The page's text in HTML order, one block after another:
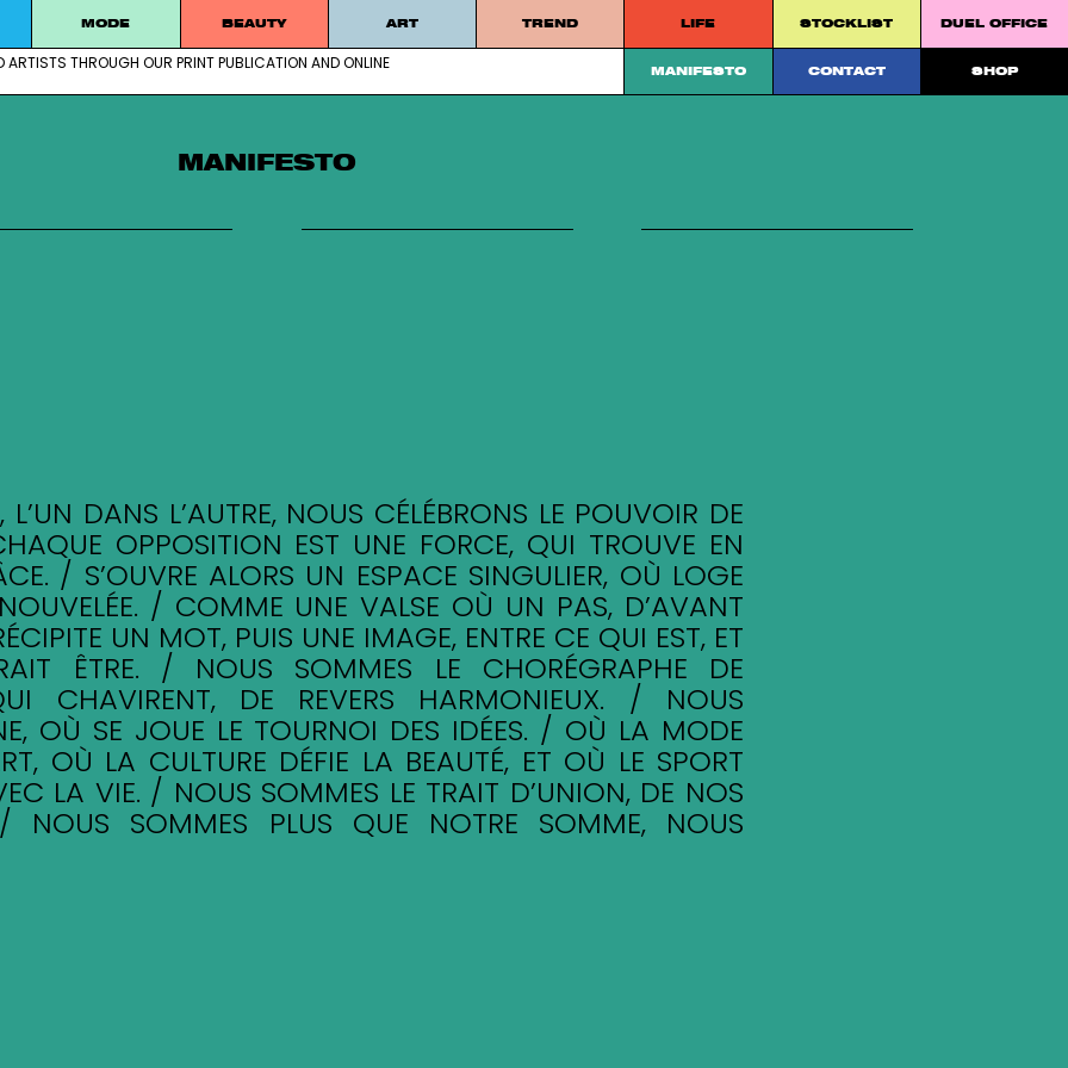
artists through our print publication and online platform.
MODE BEAUTY ART TREND LIFE STOCKLIST DUEL OFFICE
THROUGH OUR PRINT PUBLICATION AND ONLINE
MANIFESTO CONTACT SHOP
MANIFESTO
L’UN DANS L’AUTRE, NOUS CÉLÉBRONS LE POUVOIR DE
OPPOSITION EST UNE FORCE, QUI TROUVE EN
/ S’OUVRE ALORS UN ESPACE SINGULIER, OÙ LOGE
/ COMME UNE VALSE OÙ UN PAS, D’AVANT
UN MOT, PUIS UNE IMAGE, ENTRE CE QUI EST, ET
ÊTRE. / NOUS SOMMES LE CHORÉGRAPHE DE
CHAVIRENT, DE REVERS HARMONIEUX. / NOUS
OÙ SE JOUE LE TOURNOI DES IDÉES. / OÙ LA MODE
OÙ LA CULTURE DÉFIE LA BEAUTÉ, ET OÙ LE SPORT
LA VIE. / NOUS SOMMES LE TRAIT D’UNION, DE NOS
/ NOUS SOMMES PLUS QUE NOTRE SOMME, NOUS